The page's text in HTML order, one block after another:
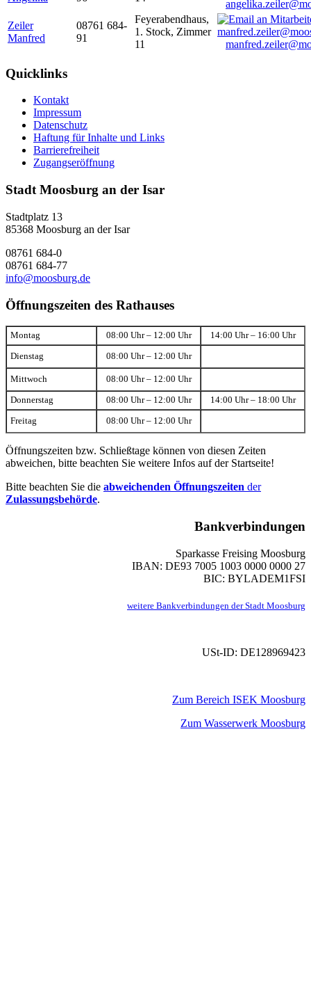
Zeiler
Manfred
08761 684-
91
Feyerabendhaus,
1. Stock, Zimmer
11
Quicklinks
Kontakt
Impressum
Datenschutz
Haftung für Inhalte und Links
Barrierefreiheit
Zugangseröffnung
Stadt Moosburg an der Isar
Stadtplatz 13
85368 Moosburg an der Isar
08761 684-0
08761 684-77
info@moosburg.de
Öffnungszeiten des Rathauses
Montag 08:00 Uhr – 12:00 Uhr 14:00 Uhr – 16:00 Uhr
Dienstag 08:00 Uhr – 12:00 Uhr
Mittwoch 08:00 Uhr – 12:00 Uhr
Donnerstag 08:00 Uhr – 12:00 Uhr 14:00 Uhr – 18:00 Uhr
Freitag 08:00 Uhr – 12:00 Uhr
Öffnungszeiten bzw. Schließtage können von diesen Zeiten
abweichen, bitte beachten Sie weitere Infos auf der Startseite!
Bitte beachten Sie die abweichenden Öffnungszeiten der
Zulassungsbehörde.
Bankverbindungen
Sparkasse Freising Moosburg
IBAN: DE93 7005 1003 0000 0000 27
BIC: BYLADEM1FSI
weitere Bankverbindungen der Stadt Moosburg
USt-ID: DE128969423
Zum Bereich ISEK Moosburg
Zum Wasserwerk Moosburg